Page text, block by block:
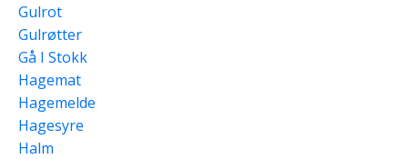
Gulrot
Gulrøtter
Gå I Stokk
Hagemat
Hagemelde
Hagesyre
Halm